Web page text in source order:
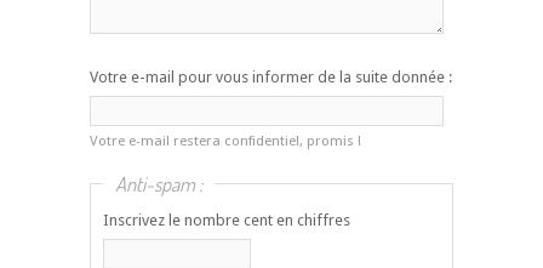
Votre e-mail pour vous informer de la suite donnée :
Votre e-mail restera confidentiel, promis !
Anti-spam :
Inscrivez le nombre cent en chiffres